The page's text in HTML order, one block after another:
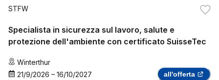
STFW
Specialista in sicurezza sul lavoro, salute e
protezione dell'ambiente con certificato SuisseTec
Winterthur
21/9/2026 – 16/10/2027 all'offerta